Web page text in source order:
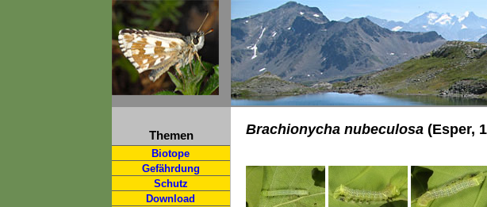
Themen
Biotope
Gefährdung
Schutz
Download
Brachionycha nubeculosa(Esper,